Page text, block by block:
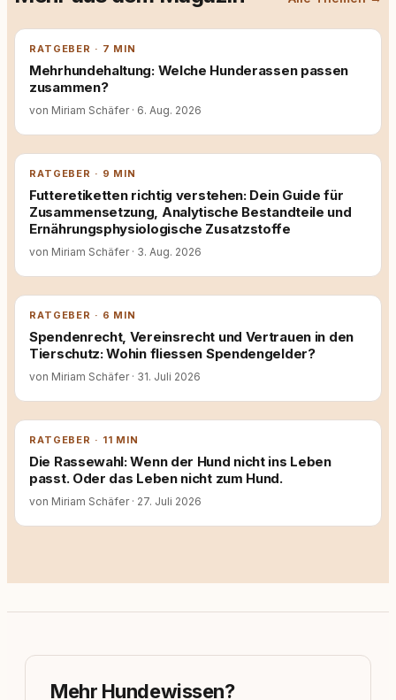
RATGEBER · 7 MIN
Mehrhundehaltung: Welche Hunderassen passen
zusammen?
von Miriam Schäfer · 6. Aug. 2026
RATGEBER · 9 MIN
Futteretiketten richtig verstehen: Dein Guide für
Zusammensetzung, Analytische Bestandteile und
Ernährungsphysiologische Zusatzstoffe
von Miriam Schäfer · 3. Aug. 2026
RATGEBER · 6 MIN
Spendenrecht, Vereinsrecht und Vertrauen in den
Tierschutz: Wohin fliessen Spendengelder?
von Miriam Schäfer · 31. Juli 2026
RATGEBER · 11 MIN
Die Rassewahl: Wenn der Hund nicht ins Leben
passt. Oder das Leben nicht zum Hund.
von Miriam Schäfer · 27. Juli 2026
Mehr Hundewissen?